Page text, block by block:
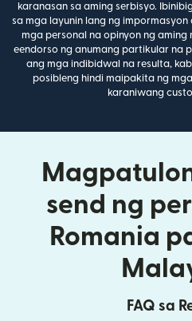
karanasan sa aming serbisyo.
sa mga layunin lang ng
mga personal na opinyon ng aming
eendorso ng anumang partikular na
ang mga indibidwal na resulta,
posibleng hindi maipakita ng
karaniwang
send ng
Romania
FAQ sa